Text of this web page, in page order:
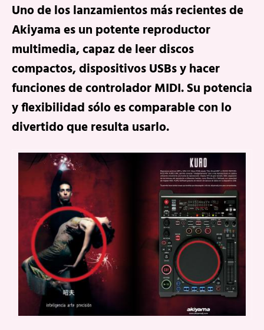
Uno de los lanzamientos más recientes de
Akiyama es un potente reproductor
multimedia, capaz de leer discos
compactos, dispositivos USBs y hacer
funciones de controlador MIDI. Su potencia
y flexibilidad sólo es comparable con lo
divertido que resulta usarlo.